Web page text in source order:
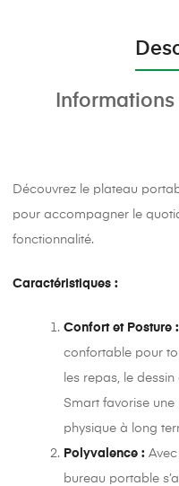
Découvrez le plateau
pour accompagner le
fonctionnalité.
Caractéristiques :
Confort et Posture :
confortable pour
les repas, le
Smart favorise
physique à long
Polyvalence :
bureau portable